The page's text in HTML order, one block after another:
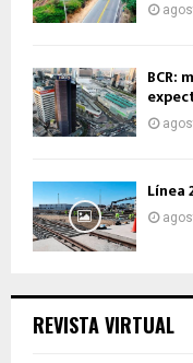
BCR:
Línea
REVISTA VIRTUAL